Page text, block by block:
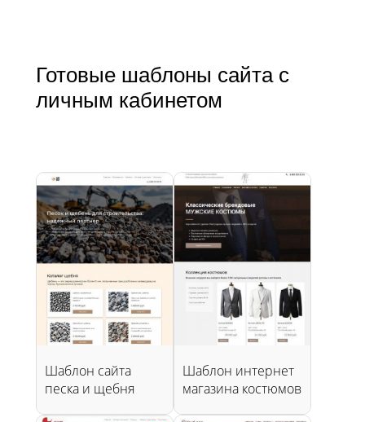
Готовые шаблоны сайта с
личным кабинетом
Шаблон сайта
песка и щебня
Шаблон интернет
магазина костюмов